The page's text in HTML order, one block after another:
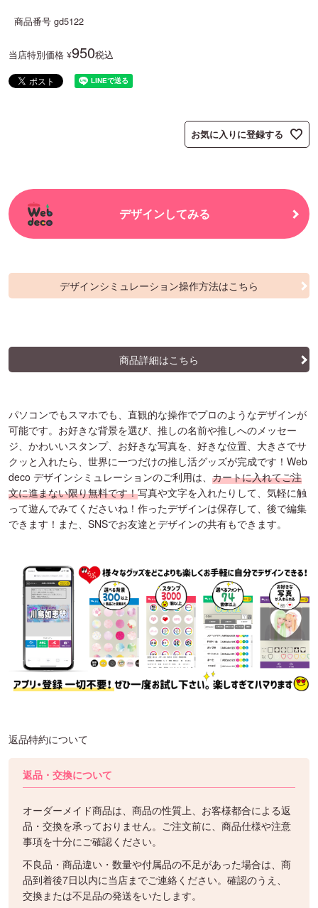
商品番号 gd5122
当店特別価格 ¥950税込
お気に入りに登録する
デザインしてみる
デザインシミュレーション操作方法はこちら
商品詳細はこちら
パソコンでもスマホでも、直観的な操作でプロのようなデザインが
可能です。お好きな背景を選び、推しの名前や推しへのメッセー
ジ、かわいいスタンプ、お好きな写真を、好きな位置、大きさでサ
クッと入れたら、世界に一つだけの推し活グッズが完成です！Web
deco デザインシミュレーションのご利用は、 カートに入れてご注
文に進まない限り無料です！写真や文字を入れたりして、気軽に触
って遊んでみてくださいね！作ったデザインは保存して、後で編集
できます！また、SNSでお友達とデザインの共有もできます。
返品特約について
返品・交換について
オーダーメイド商品は、商品の性質上、お客様都合による返
品・交換を承っておりません。ご注文前に、商品仕様や注意
事項を十分にご確認ください。
不良品・商品違い・数量や付属品の不足があった場合は、商
品到着後7日以内に当店までご連絡ください。確認のうえ、
交換または不足品の発送をいたします。